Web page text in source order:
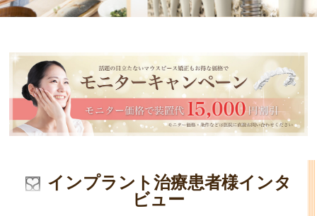
インプラント治療患者様インタ
ビュー